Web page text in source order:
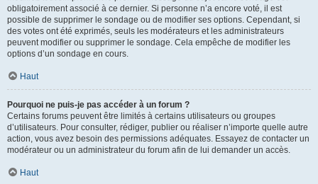
obligatoirement associé à ce dernier. Si personne n’a encore voté, il est
possible de supprimer le sondage ou de modifier ses options. Cependant, si
des votes ont été exprimés, seuls les modérateurs et les administrateurs
peuvent modifier ou supprimer le sondage. Cela empêche de modifier les
options d’un sondage en cours.
Haut
Pourquoi ne puis-je pas accéder à un forum ?
Certains forums peuvent être limités à certains utilisateurs ou groupes
d’utilisateurs. Pour consulter, rédiger, publier ou réaliser n’importe quelle autre
action, vous avez besoin des permissions adéquates. Essayez de contacter un
modérateur ou un administrateur du forum afin de lui demander un accès.
Haut